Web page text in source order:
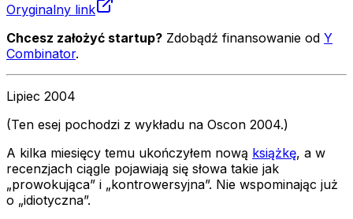
Oryginalny link
Chcesz założyć startup? Zdobądź finansowanie od Y
Combinator.
Lipiec 2004
(Ten esej pochodzi z wykładu na Oscon 2004.)
A kilka miesięcy temu ukończyłem nową książkę, a w
recenzjach ciągle pojawiają się słowa takie jak
„prowokująca” i „kontrowersyjna”. Nie wspominając już
o „idiotyczna”.